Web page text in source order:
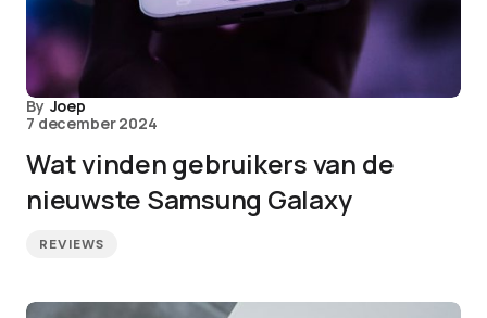
By Joep
7 december 2024
Wat vinden gebruikers van de
nieuwste Samsung Galaxy
REVIEWS